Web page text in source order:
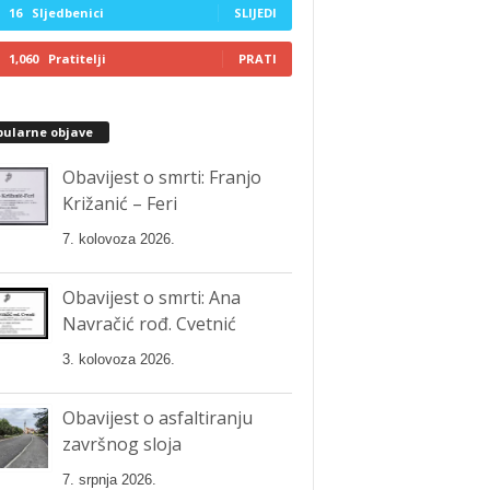
16 Sljedbenici SLIJEDI
1,060 Pratitelji PRATI
objave
Obavijest o smrti: Franjo
Križanić – Feri
7. kolovoza 2026.
Obavijest o smrti: Ana
Navračić rođ. Cvetnić
3. kolovoza 2026.
Obavijest o asfaltiranju
završnog sloja
7. srpnja 2026.